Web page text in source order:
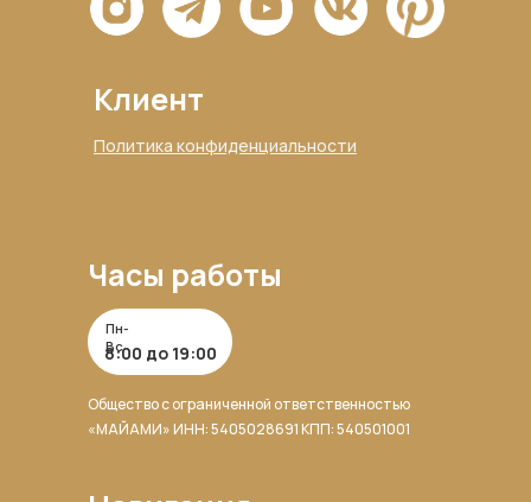
Политика конфиденциальности
Пн-
Вс
8:00 до 19:00
Клиент
Часы работы
Общество с ограниченной ответственностью
«МАЙАМИ» ИНН: 5405028691 КПП: 540501001